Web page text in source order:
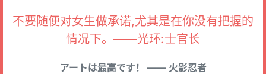
不要随便对女生做承诺,尤其是在你没有把握的
情况下。——光环:士官长
アートは最高です！ —— 火影忍者